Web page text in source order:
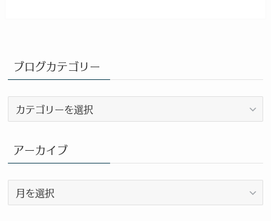
ブログカテゴリー
ロ
カ
テ
ゴ
リ
ー
アーカイブ
ー